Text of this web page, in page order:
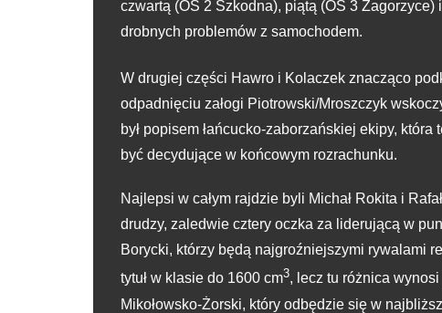
czwartą (OS 2 Szkodna), piątą (OS 3
drobnych problemów z samochodem.
W drugiej części Hawro i Kolaczek znacząco
odpadnięciu załogi Piotrowski/Mroszczyk
był popisem łańcucko-zaborzańskiej ekipy,
być decydujące w końcowym rozrachunku.
Najlepsi w całym rajdzie byli Michał Rokita i
drudzy, zaledwie cztery oczka za liderującą w
Borycki, którzy będą najgroźniejszymi rywalami
tytuł w klasie do 1600 cm3, lecz tu różnica
Mikołowsko-Żorski, który odbędzie się w